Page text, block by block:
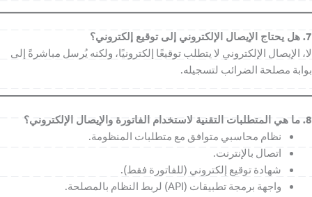
7. هل يحتاج الإيصال الإلكتروني إلى توقيع إلكتروني؟
لا، الإيصال الإلكتروني لا يتطلب توقيعًا إلكترونيًا، ولكنه يُرسل مباشرةً إلى
بوابة مصلحة الضرائب لتسجيله.
8. ما هي المتطلبات التقنية لاستخدام الفاتورة والإيصال الإلكتروني؟
نظام محاسبي متوافق مع متطلبات المنظومة.
اتصال بالإنترنت.
شهادة توقيع إلكتروني (للفاتورة فقط).
واجهة برمجة تطبيقات (API) لربط النظام بالمصلحة.